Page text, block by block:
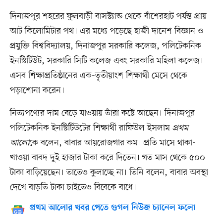
দিনাজপুর শহরের ফুলবাড়ী বাসস্ট্যান্ড থেকে বাঁশেরহাট পর্যন্ত প্রায়
আট কিলোমিটার পথ। এর মধ্যে পড়েছে হাজী দানেশ বিজ্ঞান ও
প্রযুক্তি বিশ্ববিদ্যালয়, দিনাজপুর সরকারি কলেজ, পলিটেকনিক
ইনস্টিটিউট, সরকারি সিটি কলেজ এবং সরকারি মহিলা কলেজ।
এসব শিক্ষাপ্রতিষ্ঠানের এক-তৃতীয়াংশ শিক্ষার্থী মেসে থেকে
পড়াশোনা করেন।
নিত্যপণ্যের দাম বেড়ে যাওয়ায় তাঁরা কষ্টে আছেন। দিনাজপুর
পলিটেকনিক ইনস্টিটিউটের শিক্ষার্থী রাফিউল ইসলাম প্রথম
আলোকে বলেন, বাবার আয়রোজগার কম। প্রতি মাসে থাকা-
খাওয়া বাবদ দুই হাজার টাকা করে দিতেন। গত মাস থেকে ৫০০
টাকা বাড়িয়েছেন। তাতেও কুলাচ্ছে না। তিনি বলেন, বাবার অবস্থা
দেখে বাড়তি টাকা চাইতেও বিবেকে বাধে।
প্রথম আলোর খবর পেতে গুগল নিউজ চ্যানেল ফলো